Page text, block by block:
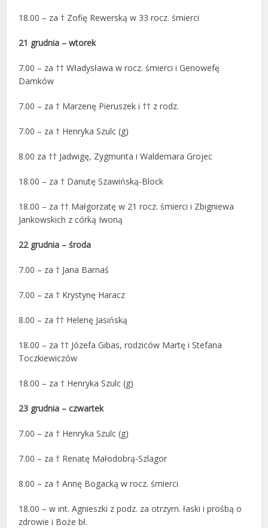
18.00 – za † Zofię Rewerską w 33 rocz. śmierci
21 grudnia – wtorek
7.00 – za †† Władysława w rocz. śmierci i Genowefę
Damków
7.00 – za † Marzenę Pieruszek i †† z rodz.
7.00 – za † Henryka Szulc (g)
8.00 za †† Jadwigę, Zygmunta i Waldemara Grojec
18.00 – za † Danutę Szawińską-Block
18.00 – za †† Małgorzatę w 21 rocz. śmierci i Zbigniewa
Jankowskich z córką Iwoną
22 grudnia – środa
7.00 – za † Jana Barnaś
7.00 – za † Krystynę Haracz
8.00 – za †† Helenę Jasińską
18.00 – za †† Józefa Gibas, rodziców Martę i Stefana
Toczkiewiczów
18.00 – za † Henryka Szulc (g)
23 grudnia – czwartek
7.00 – za † Henryka Szulc (g)
7.00 – za † Renatę Małodobrą-Szlagor
8.00 – za † Annę Bogacką w rocz. śmierci
18.00 – w int. Agnieszki z podz. za otrzym. łaski i prośbą o
zdrowie i Boże bł.